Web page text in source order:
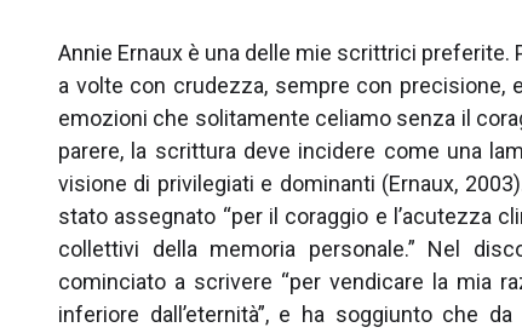
Annie Ernaux è una delle mie scrittrici
a volte con crudezza, sempre con precisione,
emozioni che solitamente celiamo senza il
parere, la scrittura deve incidere come una
visione di privilegiati e dominanti (Ernaux,
stato assegnato “per il coraggio e l’acutezza
collettivi della memoria personale.” Nel
cominciato a scrivere “per vendicare la mia
inferiore dall’eternità”, e ha soggiunto che